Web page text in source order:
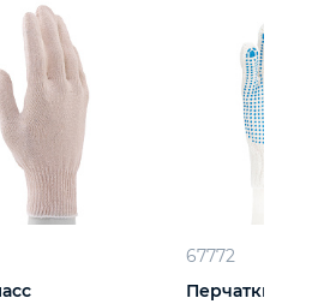
67772
Перчатки х/